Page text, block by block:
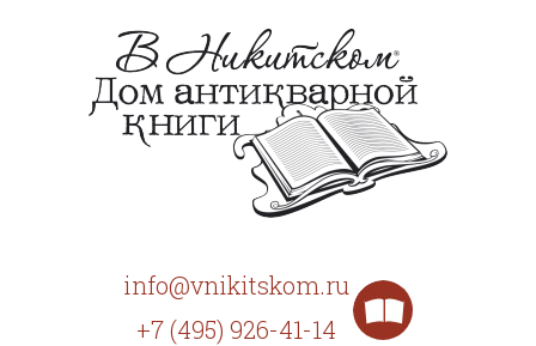
info@vnikitskom.ru
+7 (495) 926-41-14